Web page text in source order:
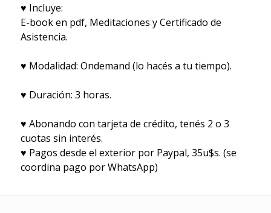
♥ Incluye:
E-book en pdf, Meditaciones y Certificado de
Asistencia.
♥ Modalidad: Ondemand (lo hacés a tu tiempo).
♥ Duración: 3 horas.
♥ Abonando con tarjeta de crédito, tenés 2 o 3
cuotas sin interés.
♥ Pagos desde el exterior por Paypal, 35u$s. (se
coordina pago por WhatsApp)